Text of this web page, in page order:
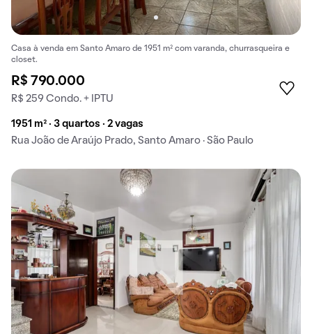
Casa à venda em Santo Amaro de 1951 m² com varanda, churrasqueira e
closet.
R$ 790.000
R$ 259 Condo. + IPTU
1951 m² · 3 quartos · 2 vagas
Rua João de Araújo Prado, Santo Amaro · São Paulo